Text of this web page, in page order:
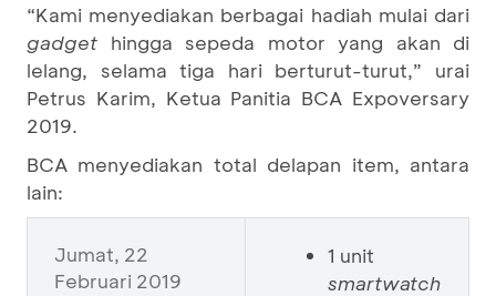
“Kami menyediakan berbagai hadiah mulai dari
gadget hingga sepeda motor yang akan di
lelang, selama tiga hari berturut-turut,” urai
Petrus Karim, Ketua Panitia BCA Expoversary
2019.
BCA menyediakan total delapan item, antara
lain:
Jumat, 22
Februari 2019
1 unit
smartwatch